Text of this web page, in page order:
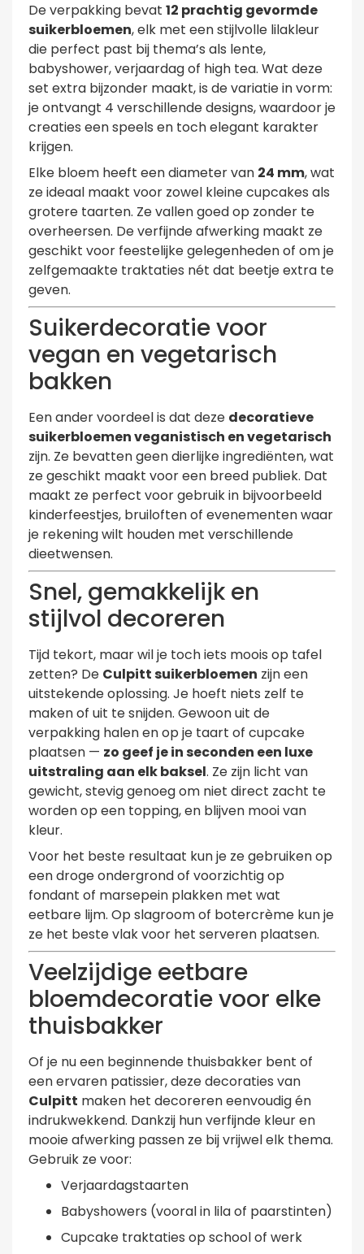
De verpakking bevat 12 prachtig gevormde
suikerbloemen, elk met een stijlvolle lilakleur
die perfect past bij thema’s als lente,
babyshower, verjaardag of high tea. Wat deze
set extra bijzonder maakt, is de variatie in vorm:
je ontvangt 4 verschillende designs, waardoor je
creaties een speels en toch elegant karakter
krijgen.
Elke bloem heeft een diameter van 24 mm, wat
ze ideaal maakt voor zowel kleine cupcakes als
grotere taarten. Ze vallen goed op zonder te
overheersen. De verfijnde afwerking maakt ze
geschikt voor feestelijke gelegenheden of om je
zelfgemaakte traktaties nét dat beetje extra te
geven.
Suikerdecoratie voor
vegan en vegetarisch
bakken
Een ander voordeel is dat deze decoratieve
suikerbloemen veganistisch en vegetarisch
zijn. Ze bevatten geen dierlijke ingrediënten, wat
ze geschikt maakt voor een breed publiek. Dat
maakt ze perfect voor gebruik in bijvoorbeeld
kinderfeestjes, bruiloften of evenementen waar
je rekening wilt houden met verschillende
dieetwensen.
Snel, gemakkelijk en
stijlvol decoreren
Tijd tekort, maar wil je toch iets moois op tafel
zetten? De Culpitt suikerbloemen zijn een
uitstekende oplossing. Je hoeft niets zelf te
maken of uit te snijden. Gewoon uit de
verpakking halen en op je taart of cupcake
plaatsen — zo geef je in seconden een luxe
uitstraling aan elk baksel. Ze zijn licht van
gewicht, stevig genoeg om niet direct zacht te
worden op een topping, en blijven mooi van
kleur.
Voor het beste resultaat kun je ze gebruiken op
een droge ondergrond of voorzichtig op
fondant of marsepein plakken met wat
eetbare lijm. Op slagroom of botercrème kun je
ze het beste vlak voor het serveren plaatsen.
Veelzijdige eetbare
bloemdecoratie voor elke
thuisbakker
Of je nu een beginnende thuisbakker bent of
een ervaren patissier, deze decoraties van
Culpitt maken het decoreren eenvoudig én
indrukwekkend. Dankzij hun verfijnde kleur en
mooie afwerking passen ze bij vrijwel elk thema.
Gebruik ze voor:
Verjaardagstaarten
Babyshowers (vooral in lila of paarstinten)
Cupcake traktaties op school of werk